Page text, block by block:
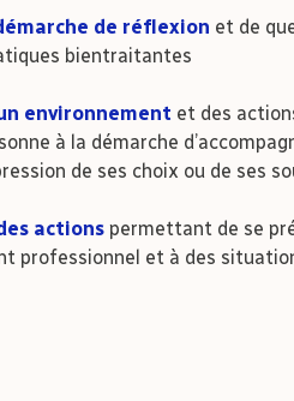
de réflexion et de
bientraitantes
environnement et des
à la démarche
de ses choix ou de ses
actions permettant de se
professionnel et à des